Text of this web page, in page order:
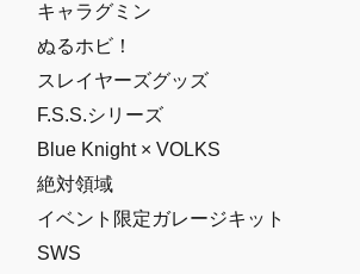
キャラグミン
ぬるホビ！
スレイヤーズグッズ
F.S.S.シリーズ
Blue Knight × VOLKS
絶対領域
イベント限定ガレージキット
SWS